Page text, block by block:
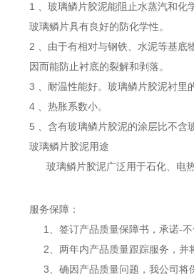
1 、玻璃鳞片胶泥能阻止水蒸汽和化
玻璃鳞片具有良好的防化学性。
2 、由于有相对与钢铁、水泥等基底
因而能防止衬底的裂解和剥落。
3 、耐温性能好。玻璃鳞片胶泥衬里
4 、热胀系数小。
5 、含有玻璃鳞片胶泥的涂层比不含
玻璃鳞片胶泥用途
玻璃鳞片胶泥广泛用于石化、电热
服务保障：
1、签订产品质量保障书，承诺-不
2、两年内产品质量跟踪服务，并
3、确因产品质量问题，我公司将